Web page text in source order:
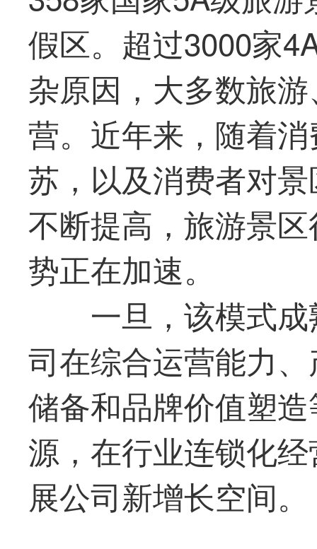
假区。超过3000家
杂原因，大多数旅
营。近年来，随着
苏，以及消费者对
不断提高，旅游景
势正在加速。
一旦，该模式
司在综合运营能力
储备和品牌价值塑
源，在行业连锁化
展公司新增长空间。